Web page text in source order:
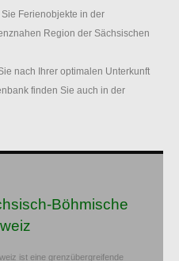
Ferienobjekte in der
Region der Sächsischen
nach Ihrer optimalen Unterkunft
finden Sie auch in der
Böhmische
ist eine grenzübergreifende